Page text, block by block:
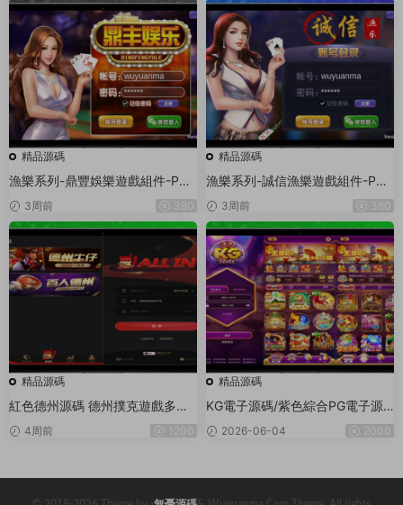
精品源碼
漁樂系列-鼎豐娛樂遊戲組件-PC
+安卓+蘋果3端
3周前 380
精品源碼
漁樂系列-誠信漁樂遊戲組件-PC
+安卓+蘋果3端
3周前 380
精品源碼
紅色德州源碼 德州撲克遊戲多語
言版/Unity+JAVA版APP雙端源
碼/中英繁三語言+帶控+帶彩池持
4周前 1200
精品源碼
KG電子源碼/紫色綜合PG電子源
碼/老虎機源碼/電玩城源碼/PG遊
戲系統源碼/棋牌捕魚無需接口無
2026-06-04 2000